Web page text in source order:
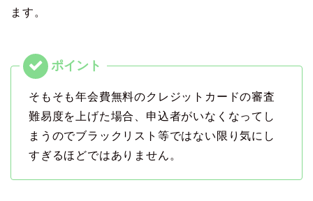
ます。
そもそも年会費無料のクレジットカードの審査
難易度を上げた場合、申込者がいなくなってし
まうのでブラックリスト等ではない限り気にし
すぎるほどではありません。